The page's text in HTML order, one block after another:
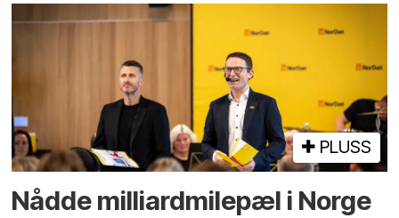
PLUSS
Nådde milliard­­milepæl i Norge